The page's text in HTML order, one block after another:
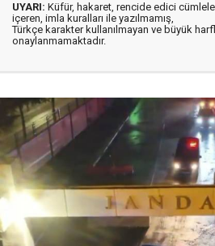
UYARI: Küfür, hakaret, rencide edici
içeren, imla kuralları ile yazılmamış,
Türkçe karakter kullanılmayan ve büyük
onaylanmamaktadır.